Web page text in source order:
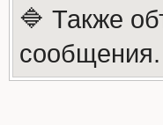
🔷 Также
сообщения.